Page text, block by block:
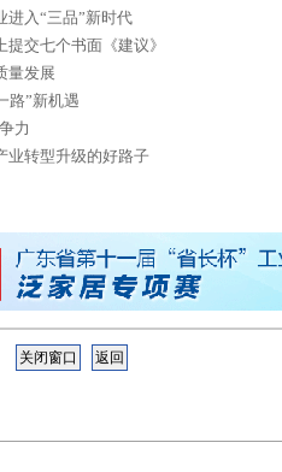
关闭窗口 返回